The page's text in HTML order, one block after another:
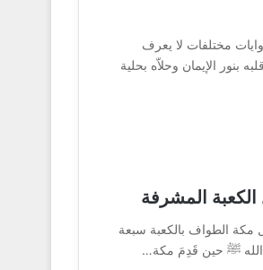
مختلفات لا يعرف
بنور الإيمان وحلاّه بحلية
المشرفة
مكة الطواف بالكعبة سبعة
ﷺ حين قَدِمَ مكة…